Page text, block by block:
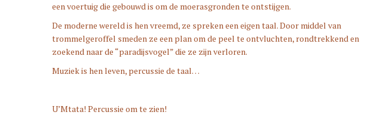
een voertuig die gebouwd is om de moerasgronden te ontstijgen.
De moderne wereld is hen vreemd, ze spreken een eigen taal. Door middel van
trommelgeroffel smeden ze een plan om de peel te ontvluchten, rondtrekkend en
zoekend naar de “paradijsvogel” die ze zijn verloren.
Muziek is hen leven, percussie de taal…
U’Mtata! Percussie om te zien!